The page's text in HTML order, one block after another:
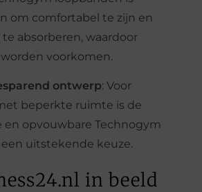
om comfortabel te zijn en
absorberen, waardoor
voorkomen.
ontwerp: Voor
beperkte ruimte is de
en opvouwbare Technogym
uitstekende keuze.
in beeld